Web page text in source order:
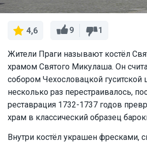
4,6 9 1
Жители Праги называют костёл
храмом Святого Микулаша. Он
собором Чехословацкой гуситской
несколько раз перестраивалось,
реставрация 1732-1737 годов
храм в классический образец
Внутри костёл украшен фресками,